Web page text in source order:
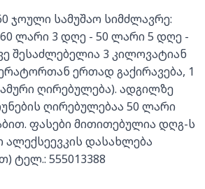
ჯოული სამუშაო სიმძლავრე:
60 ლარი 3 დღე - 50 ლარი 5 დღე -
შესაძლებელია 3 კილოვატიან
ერთად გაქირავება, 1
ღირებულება). ადგილზე
ღირებულებაა 50 ლარი
ფასები მითითებულია დღგ-ს
ალექსეევკის დასახლება
ტელ.: 555013388